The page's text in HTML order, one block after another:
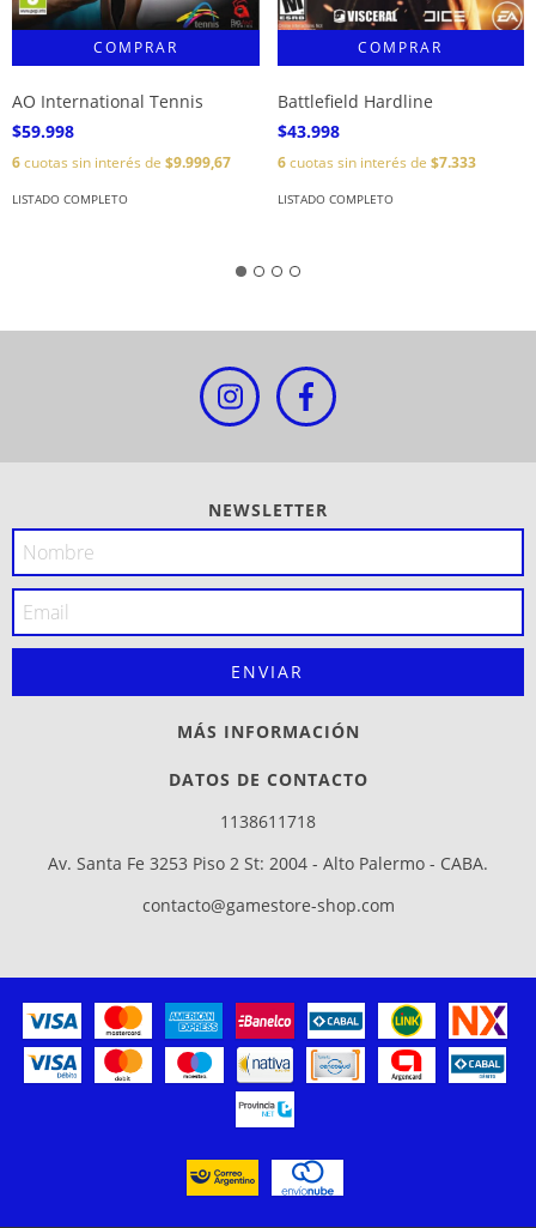
AO International Tennis
$59.998
6cuotas sin interés de $9.999,67
LISTADO COMPLETO
Battlefield Hardline
$43.998
6cuotas sin interés de $7.333
LISTADO COMPLETO
NEWSLETTER
MÁS INFORMACIÓN
DATOS DE CONTACTO
1138611718
Av. Santa Fe 3253 Piso 2 St: 2004 - Alto Palermo - CABA.
contacto@gamestore-shop.com